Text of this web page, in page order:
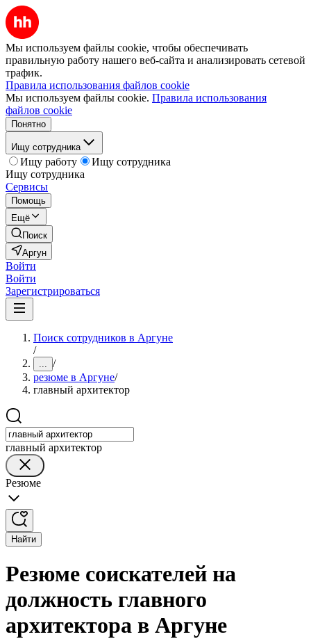
Мы используем файлы cookie, чтобы обеспечивать
правильную работу нашего веб-сайта и анализировать сетевой
трафик.
Правила использования файлов cookie
Мы используем файлы cookie. Правила использования
файлов cookie
Понятно
Ищу сотрудника
Ищу работу
Ищу сотрудника
Ищу сотрудника
Сервисы
Помощь
Ещё
Поиск
Аргун
Войти
Войти
Зарегистрироваться
Поиск сотрудников в Аргуне
/
... /
резюме в Аргуне/
главный архитектор
главный архитектор
Резюме
Найти
Резюме соискателей на
должность главного
архитектора в Аргуне